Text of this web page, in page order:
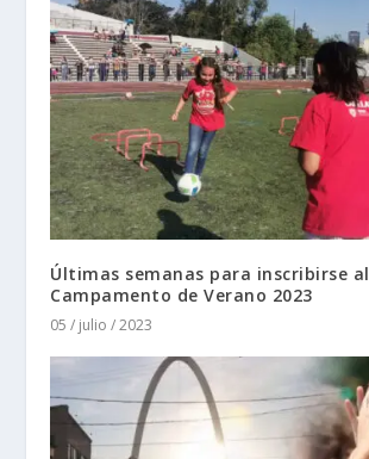
Últimas semanas para inscribirse al
Campamento de Verano 2023
05 / julio / 2023